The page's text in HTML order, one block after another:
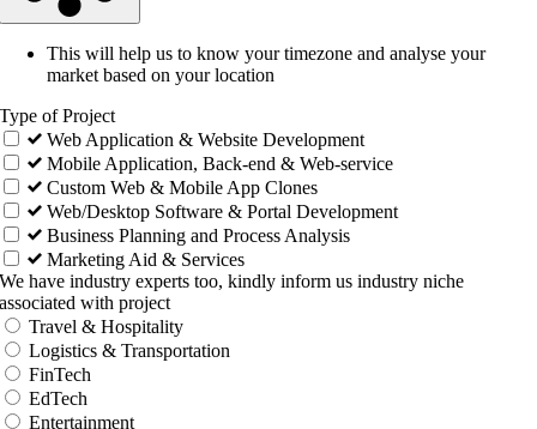
This will help us to know your timezone and analyse your
market based on your location
Type of Project
Web Application & Website Development
Mobile Application, Back-end & Web-service
Custom Web & Mobile App Clones
Web/Desktop Software & Portal Development
Business Planning and Process Analysis
Marketing Aid & Services
We have industry experts too, kindly inform us industry niche
associated with project
Travel & Hospitality
Logistics & Transportation
FinTech
EdTech
Entertainment